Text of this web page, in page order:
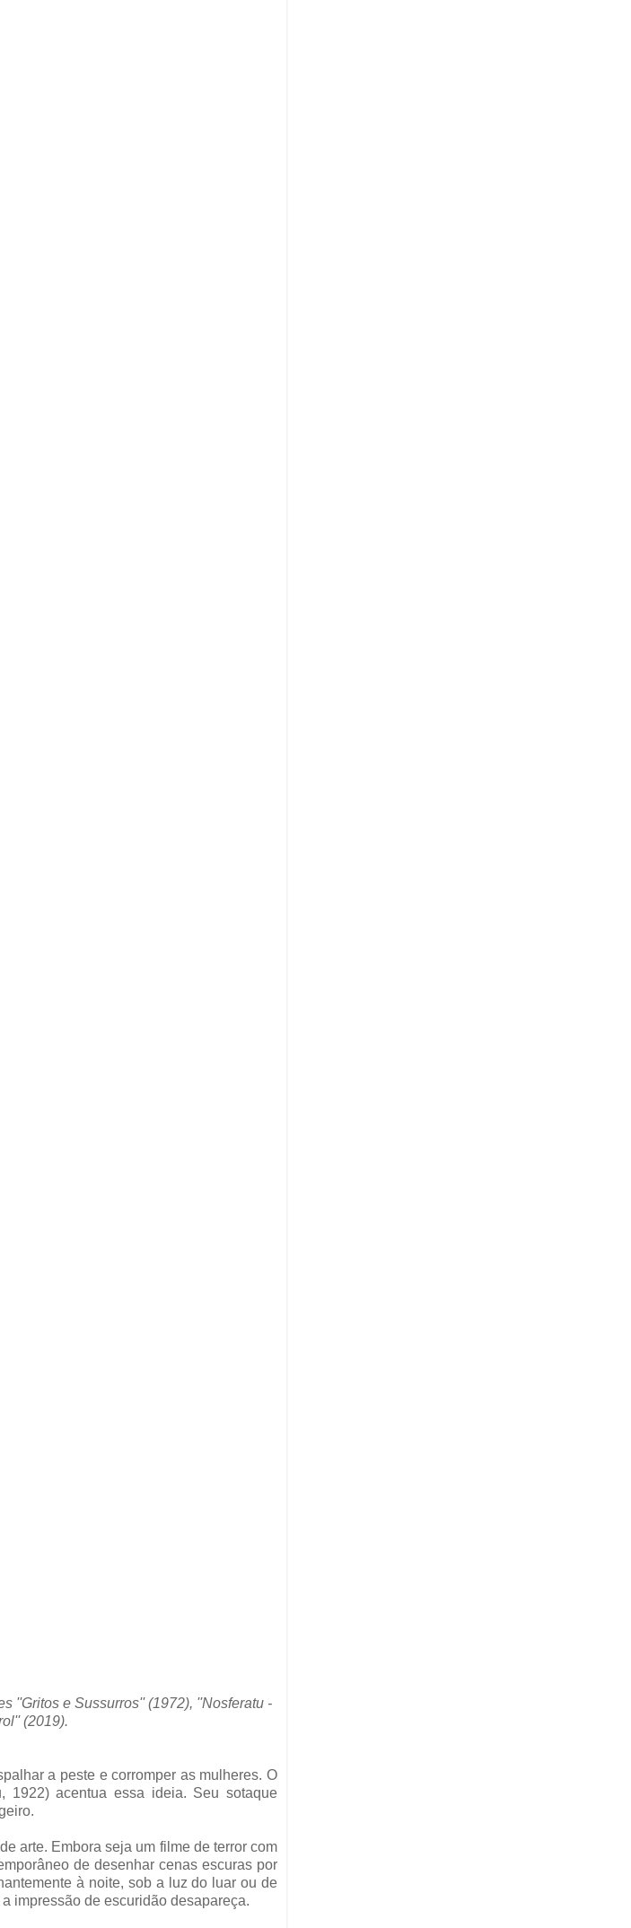
''Gritos e Sussurros'' (1972), ''Nosferatu -
(2019).
a peste e corromper as mulheres. O
1922) acentua essa ideia. Seu sotaque
arte. Embora seja um filme de terror com
de desenhar cenas escuras por
à noite, sob a luz do luar ou de
impressão de escuridão desapareça.